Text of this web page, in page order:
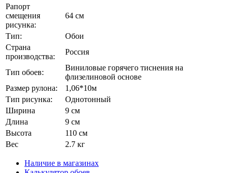
Рапорт
смещения
рисунка:
64 см
Тип:
Обои
Страна
производства:
Россия
Тип обоев:
Виниловые горячего тиснения на
флизелиновой основе
Размер рулона:
1,06*10м
Тип рисунка:
Однотонный
Ширина
9 см
Длина
9 см
Высота
110 см
Вес
2.7 кг
Наличие в магазинах